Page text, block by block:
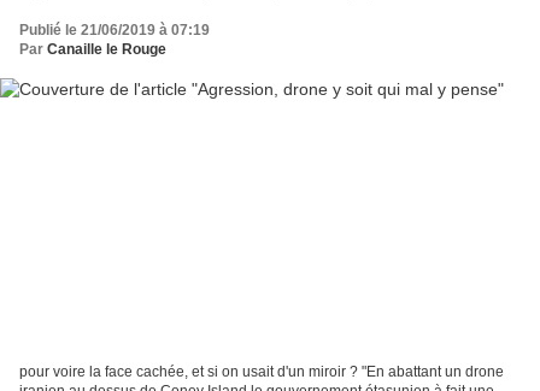
Publié le 21/06/2019 à 07:19
Par Canaille le Rouge
pour voire la face cachée, et si on usait d'un miroir ? "En abattant un drone